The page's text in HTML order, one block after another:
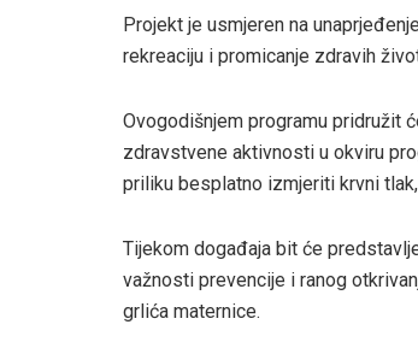
Projekt je usmjeren na
rekreaciju i promicanje zdravih
Ovogodišnjem programu pridružit
zdravstvene aktivnosti u okviru
priliku besplatno izmjeriti krvni
Tijekom događaja bit će
važnosti prevencije i ranog
grlića maternice.